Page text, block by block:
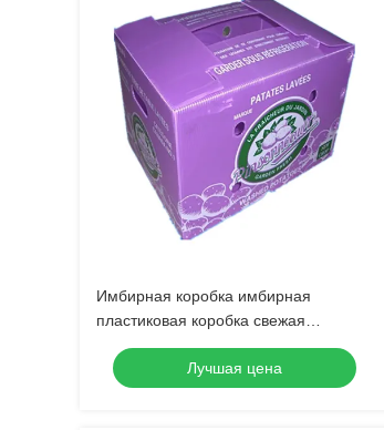
Имбирная коробка имбирная
пластиковая коробка свежая
имбирная пластиковая коробка
упаковки
Лучшая цена